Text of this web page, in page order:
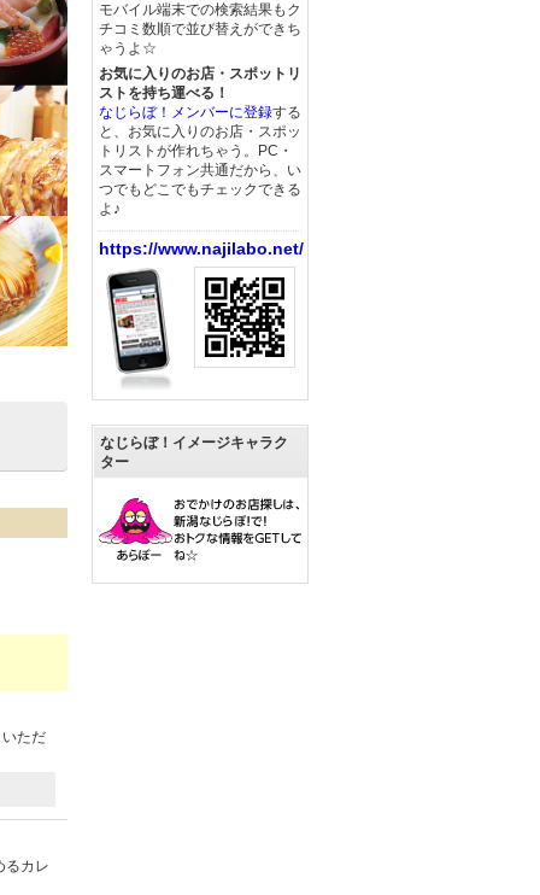
ただ
るカレ
モバイル端末での検索結果もク
チコミ数順で並び替えができち
ゃうよ☆
お気に入りのお店・スポットリ
ストを持ち運べる！
なじらぼ！メンバーに登録する
と、お気に入りのお店・スポッ
トリストが作れちゃう。PC・
スマートフォン共通だから、い
つでもどこでもチェックできる
よ♪
https://www.najilabo.net/
なじらぼ！イメージキャラク
ター